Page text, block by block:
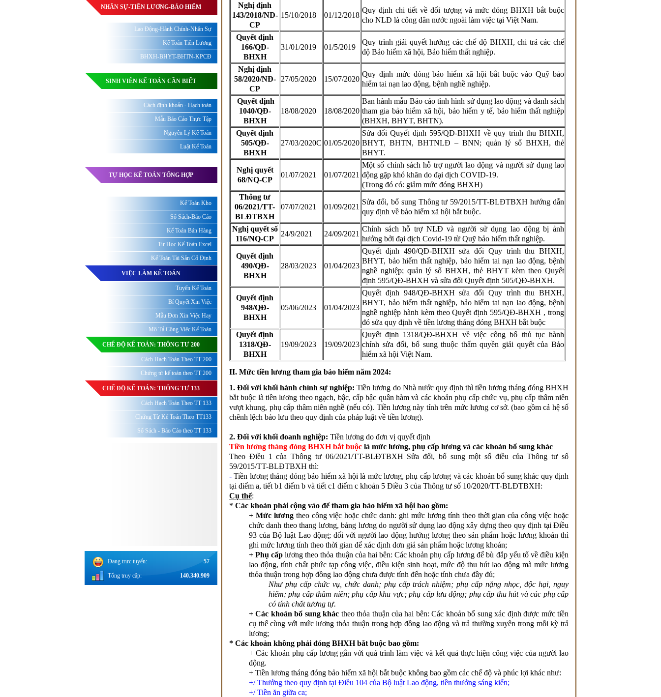
Nghị định
143/2018/NĐ-
CP
15/10/2018 01/12/2018
Quy định chi tiết về đối tượng và mức đóng BHXH bắt buộc
cho NLĐ là công dân nước ngoài làm việc tại Việt Nam.
Quyết định
166/QĐ-
BHXH
31/01/2019 01/5/2019
Quy trình giải quyết hưởng các chế độ BHXH, chi trả các chế
độ Bảo hiểm xã hội, Bảo hiểm thất nghiệp.
Nghị định
58/2020/NĐ-
CP
27/05/2020 15/07/2020
Quy định mức đóng bảo hiểm xã hội bắt buộc vào Quỹ bảo
hiểm tai nạn lao động, bệnh nghề nghiệp.
Quyết định
1040/QĐ-
BHXH
18/08/2020 18/08/2020
Ban hành mẫu Báo cáo tình hình sử dụng lao động và danh sách
tham gia bảo hiểm xã hội, bảo hiểm y tế, bảo hiểm thất nghiệp
(BHXH, BHYT, BHTN).
Quyết định
505/QĐ-
BHXH
27/03/2020C 01/05/2020
Sửa đổi Quyết định 595/QĐ-BHXH về quy trình thu BHXH,
BHYT, BHTN, BHTNLĐ – BNN; quản lý sổ BHXH, thẻ
BHYT.
Nghị quyết
68/NQ-CP
01/07/2021 01/07/2021
Một số chính sách hỗ trợ người lao động và người sử dụng lao
động gặp khó khăn do đại dịch COVID-19.
(Trong đó có: giảm mức đóng BHXH)
Thông tư
06/2021/TT-
BLĐTBXH
07/07/2021 01/09/2021
Sửa đổi, bổ sung Thông tư 59/2015/TT-BLĐTBXH hướng dẫn
quy định về bảo hiểm xã hội bắt buộc.
Nghị quyết số
116/NQ-CP
24/9/2021 24/09/2021
Chính sách hỗ trợ NLĐ và người sử dụng lao động bị ảnh
hưởng bởi đại dịch Covid-19 từ Quỹ bảo hiểm thất nghiệp.
Quyết định
490/QĐ-
BHXH
28/03/2023 01/04/2023
Quyết định 490/QĐ-BHXH sửa đổi Quy trình thu BHXH,
BHYT, bảo hiểm thất nghiệp, bảo hiểm tai nạn lao động, bệnh
nghề nghiệp; quản lý sổ BHXH, thẻ BHYT kèm theo Quyết
định 595/QĐ-BHXH và sửa đổi Quyết định 505/QĐ-BHXH.
Quyết định
948/QĐ-
BHXH
05/06/2023 01/04/2023
Quyết định 948/QĐ-BHXHsửa đổi Quy trình thu BHXH,
BHYT, bảo hiểm thất nghiệp, bảo hiểm tai nạn lao động, bệnh
nghề nghiệp hành kèm theo Quyết định 595/QĐ-BHXH , trong
đó sửa quy định về tiền lương tháng đóng BHXH bắt buộc
Quyết định
1318/QĐ-
BHXH
19/09/2023 19/09/2023
Quyết định 1318/QĐ-BHXH về việc công bố thủ tục hành
chính sửa đổi, bổ sung thuộc thẩm quyền giải quyết của Bảo
hiểm xã hội Việt Nam.
II. Mức tiền lương tham gia bảo hiểm năm 2024:
1. Đối với khối hành chính sự nghiệp: Tiền lương do Nhà nước quy định thì tiền lương tháng đóng BHXH
bắt buộc là tiền lương theo ngạch, bậc, cấp bậc quân hàm và các khoản phụ cấp chức vụ, phụ cấp thâm niên
vượt khung, phụ cấp thâm niên nghề (nếu có). Tiền lương này tính trên mức lương cơ sở. (bao gồm cả hệ số
chênh lệch bảo lưu theo quy định của pháp luật về tiền lương).
2. Đối với khối doanh nghiệp: Tiền lương do đơn vị quyết định
Tiền lương tháng đóng BHXH bắt buộc là mức lương, phụ cấp lương và các khoản bổ sung khác
Theo Điều 1 của Thông tư 06/2021/TT-BLĐTBXH Sửa đổi, bổ sung một số điều của Thông tư số
59/2015/TT-BLĐTBXH thì:
-Tiền lương tháng đóng bảo hiểm xã hội là mức lương, phụ cấp lương và các khoản bổ sung khác quy định
tại điểm a, tiết b1 điểm b và tiết c1 điểm c khoản 5 Điều 3 của Thông tư số 10/2020/TT-BLĐTBXH:
Cụ thể:
* Các khoản phải cộng vào để tham gia bảo hiểm xã hội bao gồm:
+ Mức lươngtheo công việc hoặc chức danh: ghi mức lương tính theo thời gian của công việc hoặc
chức danh theo thang lương, bảng lương do người sử dụng lao động xây dựng theo quy định tại Điều
93 của Bộ luật Lao động; đối với người lao động hưởng lương theo sản phẩm hoặc lương khoán thì
ghi mức lương tính theo thời gian để xác định đơn giá sản phẩm hoặc lương khoán;
+ Phụ cấp lương theo thỏa thuận của hai bên: Các khoản phụ cấp lương để bù đắp yếu tố về điều kiện
lao động, tính chất phức tạp công việc, điều kiện sinh hoạt, mức độ thu hút lao động mà mức lương
thỏa thuận trong hợp đồng lao động chưa được tính đến hoặc tính chưa đầy đủ;
Như phụ cấp chức vụ, chức danh; phụ cấp trách nhiệm; phụ cấp nặng nhọc, độc hại, nguy
hiểm; phụ cấp thâm niên; phụ cấp khu vực; phụ cấp lưu động; phụ cấp thu hút và các phụ cấp
có tính chất tương tự.
+ Các khoản bổ sung khác theo thỏa thuận của hai bên: Các khoản bổ sung xác định được mức tiền
cụ thể cùng với mức lương thỏa thuận trong hợp đồng lao động và trả thường xuyên trong mỗi kỳ trả
lương;
* Các khoản không phải đóng BHXH bắt buộc bao gồm:
+ Các khoản phụ cấp lương gắn với quá trình làm việc và kết quả thực hiện công việc của người lao
động.
+ Tiền lương tháng đóng bảo hiểm xã hội bắt buộc không bao gồm các chế độ và phúc lợi khác như:
+/ Thưởng theo quy định tại Điều 104 của Bộ luật Lao động, tiền thưởng sáng kiến;
+/ Tiền ăn giữa ca;
NHÂN SỰ-TIỀN LƯƠNG-BẢO HIỂM
Lao Động-Hành Chính-Nhân Sự
Kế Toán Tiền Lương
BHXH-BHYT-BHTN-KPCĐ
SINH VIÊN KẾ TOÁN CẦN BIẾT
Cách định khoản - Hạch toán
Mẫu Báo Cáo Thực Tập
Nguyên Lý Kế Toán
Luật Kế Toán
TỰ HỌC KẾ TOÁN TỔNG HỢP
Kế Toán Kho
Sổ Sách-Báo Cáo
Kế Toán Bán Hàng
Tự Học Kế Toán Excel
Kế Toán Tài Sản Cố Định
VIỆC LÀM KẾ TOÁN
Tuyển Kế Toán
Bí Quyết Xin Việc
Mẫu Đơn Xin Việc Hay
Mô Tả Công Việc Kế Toán
CHẾ ĐỘ KẾ TOÁN: THÔNG TƯ 200
Cách Hạch Toán Theo TT 200
Chứng từ kế toán theo TT 200
CHẾ ĐỘ KẾ TOÁN: THÔNG TƯ 133
Cách Hạch Toán Theo TT 133
Chứng Từ Kế Toán Theo TT133
Sổ Sách - Báo Cáo theo TT 133
Đang trực tuyến: 57
Tổng truy cập: 140.340.909